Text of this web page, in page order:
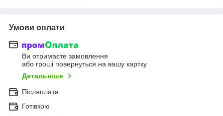
Умови оплати
Ви отримаєте замовлення
або гроші повернуться на вашу картку
Детальніше
Післяплата
Готівкою